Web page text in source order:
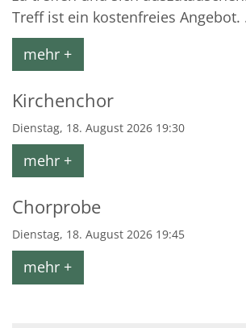
Treff ist ein kostenfreies Angebot.
mehr +
Kirchenchor
Dienstag, 18. August 2026 19:30
mehr +
Chorprobe
Dienstag, 18. August 2026 19:45
mehr +